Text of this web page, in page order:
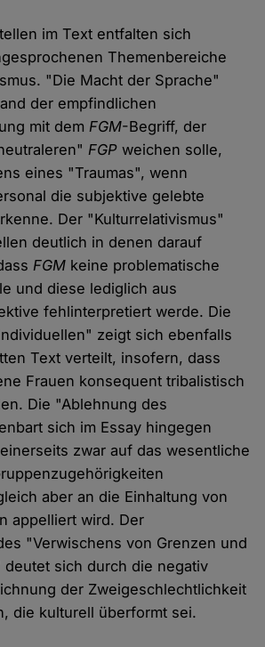
im Text entfalten sich
Themenbereiche
"Die Macht der Sprache"
der empfindlichen
mit demFGM-Begriff, der
FGP weichen solle,
eines "Traumas", wenn
die subjektive gelebte
Der "Kulturrelativismus"
deutlich in denen darauf
FGM keine problematische
und diese lediglich aus
fehlinterpretiert werde. Die
zeigt sich ebenfalls
Text verteilt, insofern, dass
Frauen konsequent tribalistisch
Die "Ablehnung des
sich im Essay hingegen
zwar auf das wesentliche
aber an die Einhaltung von
appelliert wird. Der
"Verwischens von Grenzen und
sich durch die negativ
der Zweigeschlechtlichkeit
die kulturell überformt sei.